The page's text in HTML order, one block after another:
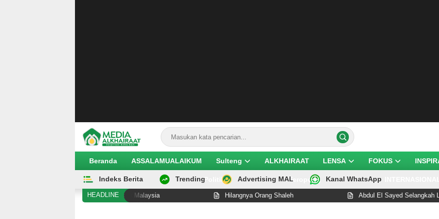
Beranda ASSALAMUALAIKUM Sulteng ALKHAIRAAT LENSA FOKUS
EKOBIS Politik Teropong
Indeks Berita Trending Advertising MAL Kanal WhatsApp
HEADLINE
Alami Pelanggaran Hak di Malaysia Hilangnya Orang Shaleh Abdul El Sayed Selangkah Lagi Cetak